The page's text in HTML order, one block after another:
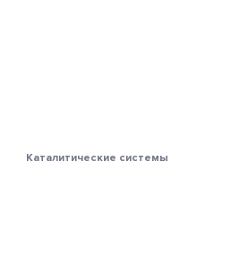
Каталитические системы